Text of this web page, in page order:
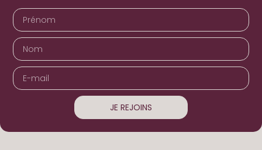
JE REJOINS